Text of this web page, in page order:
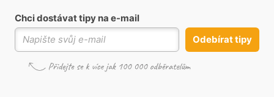
Chci dostávat tipy na e-mail
Odebírat tipy